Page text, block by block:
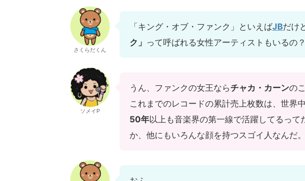
さくらだくん
「キング・オブ・ファンク」といえばJBだけ
ク」 って呼ばれる女性アーティストもいるの？
ソメイP
うん、ファンクの女王ならチャカ・カーンの
これまでのレコードの累計売上枚数は、世界
50年以上も音楽界の第一線で活躍してるって
か、他にもいろんな顔を持つスゴイ人なんだ。